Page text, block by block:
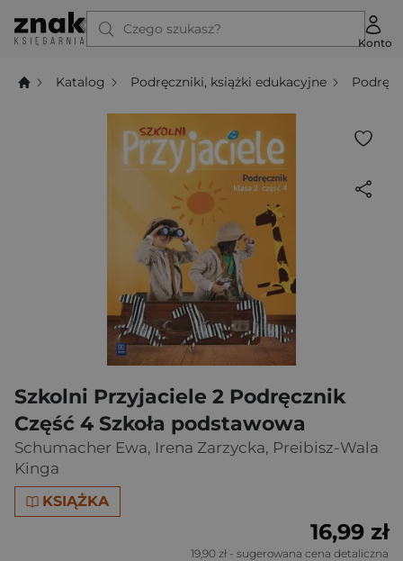
Czego szukasz?
Konto
Katalog Podręczniki, książki edukacyjne
Szkolni Przyjaciele 2 Podręcznik
Część 4 Szkoła podstawowa
Schumacher Ewa, Irena Zarzycka, Preibisz-Wala
Kinga
KSIĄŻKA
16,99 zł
19,90 zł - sugerowana cena detaliczna